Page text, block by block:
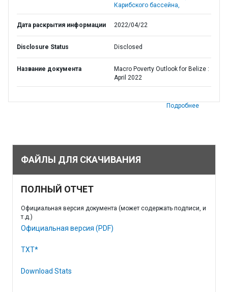
Карибского бассейна,
Дата раскрытия информации 2022/04/22
Disclosure Status Disclosed
Название документа
Macro Poverty Outlook for Belize :
April 2022
Подробнее
ФАЙЛЫ ДЛЯ СКАЧИВАНИЯ
ПОЛНЫЙ ОТЧЕТ
Официальная версия документа (может содержать подписи, и
т.д.)
Официальная версия (PDF)
TXT*
Download Stats